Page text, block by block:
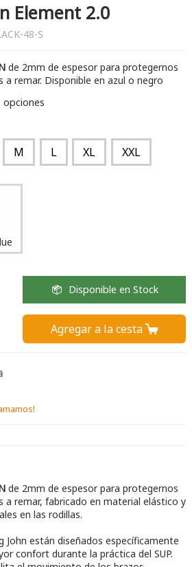
Element 2.0
48-S
de 2mm de espesor para protegernos
remar. Disponible en azul o negro
opciones
M L XL XXL
Disponible en Stock
Agregar a la cesta 
de 2mm de espesor para protegernos
a remar, fabricado en material elástico y
en las rodillas.
John están diseñados específicamente
confort durante la práctica del SUP.